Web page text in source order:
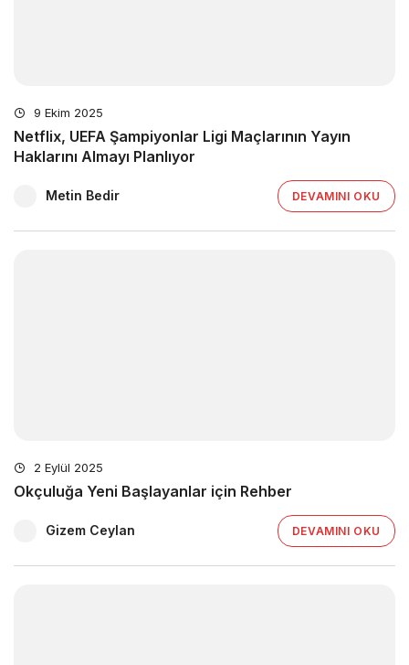
9 Ekim 2025
Netflix, UEFA Şampiyonlar Ligi Maçlarının Yayın
Haklarını Almayı Planlıyor
Metin Bedir DEVAMINI OKU
2 Eylül 2025
Okçuluğa Yeni Başlayanlar için Rehber
Gizem Ceylan DEVAMINI OKU